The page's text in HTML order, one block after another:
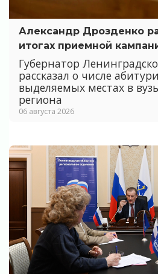
Александр Дрозденко
итогах приемной
Губернатор
рассказал о числе
выделяемых местах в
региона
06 августа 2026